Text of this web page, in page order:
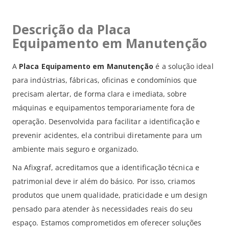
Descrição da Placa
Equipamento em Manutenção
A Placa Equipamento em Manutenção é a solução ideal
para indústrias, fábricas, oficinas e condomínios que
precisam alertar, de forma clara e imediata, sobre
máquinas e equipamentos temporariamente fora de
operação. Desenvolvida para facilitar a identificação e
prevenir acidentes, ela contribui diretamente para um
ambiente mais seguro e organizado.
Na Afixgraf, acreditamos que a identificação técnica e
patrimonial deve ir além do básico. Por isso, criamos
produtos que unem qualidade, praticidade e um design
pensado para atender às necessidades reais do seu
espaço. Estamos comprometidos em oferecer soluções